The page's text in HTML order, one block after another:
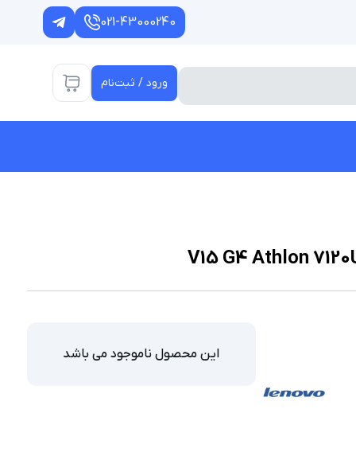
021-43000240
ورود / ثبت‌نام
این محصول ناموجود می باشد